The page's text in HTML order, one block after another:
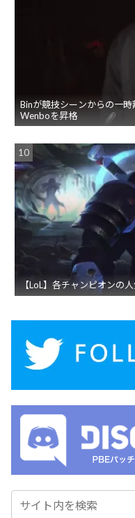
Binが競技シーンからの一
Wenboを昇格
【LoL】各チャンピオンの